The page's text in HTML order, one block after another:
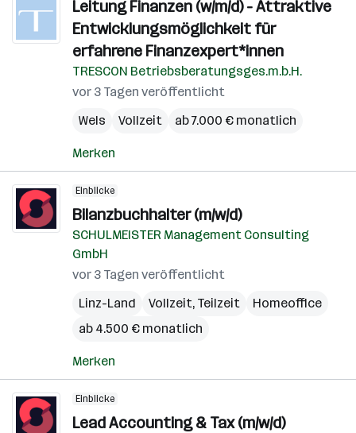
Leitung Finanzen (w/m/d) - Attraktive
Entwicklungsmöglichkeit für
erfahrene Finanzexpert*innen
TRESCON Betriebsberatungsges.m.b.H.
vor 3 Tagen veröffentlicht
Wels
Vollzeit ab 7.000 € monatlich
Merken
Einblicke
Bilanzbuchhalter (m/w/d)
SCHULMEISTER Management Consulting
GmbH
vor 3 Tagen veröffentlicht
Linz-Land
Vollzeit, Teilzeit
Homeoffice
ab 4.500 € monatlich
Merken
Einblicke
Lead Accounting & Tax (m/w/d)